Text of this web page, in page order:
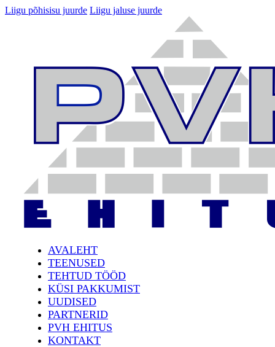
Liigu põhisisu juurde Liigu jaluse juurde
AVALEHT
TEENUSED
TEHTUD TÖÖD
KÜSI PAKKUMIST
UUDISED
PARTNERID
PVH EHITUS
KONTAKT